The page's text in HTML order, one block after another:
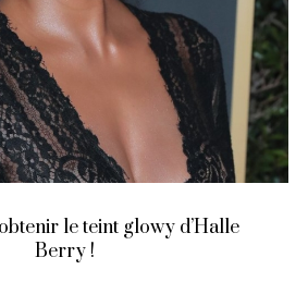
le teint glowy d’Halle
Berry !